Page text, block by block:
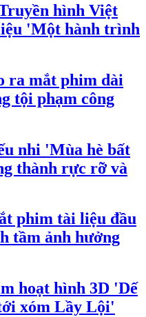
hình Việt
'Một hành trình
ra mắt phim dài
tội phạm công
nhi 'Mùa hè bất
thành rực rỡ và
phim tài liệu đầu
tầm ảnh hưởng
hoạt hình 3D 'Dế
xóm Lầy Lội'